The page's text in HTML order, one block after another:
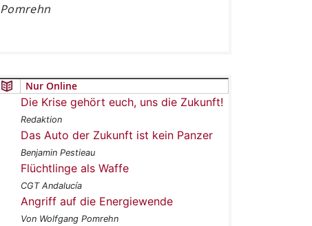
Pomrehn
Nur Online
Die Krise gehört euch, uns die Zukunft!
Redaktion
Das Auto der Zukunft ist kein Panzer
Benjamin Pestieau
Flüchtlinge als Waffe
CGT Andalucía
Angriff auf die Energiewende
Von Wolfgang Pomrehn